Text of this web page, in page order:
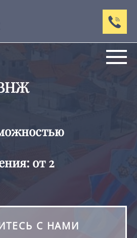
от 2
С НАМИ